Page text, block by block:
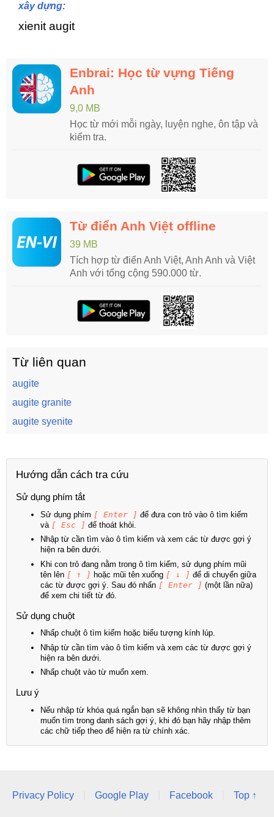
xây dựng:
xienit augit
Enbrai: Học từ vựng Tiếng
Anh
9,0 MB
Học từ mới mỗi ngày, luyện nghe, ôn tập và
kiểm tra.
Từ điển Anh Việt offline
39 MB
Tích hợp từ điển Anh Việt, Anh Anh và Việt
Anh với tổng cộng 590.000 từ.
Từ liên quan
augite
augite granite
augite syenite
Hướng dẫn cách tra cứu
Sử dụng phím tắt
Sử dụng phím [ Enter ] để đưa con trỏ vào ô tìm kiếm
và [ Esc ] để thoát khỏi.
Nhập từ cần tìm vào ô tìm kiếm và xem các từ được gợi ý
hiện ra bên dưới.
Khi con trỏ đang nằm trong ô tìm kiếm, sử dụng phím mũi
tên lên [ ↑ ] hoặc mũi tên xuống [ ↓ ] để di chuyển giữa
các từ được gợi ý. Sau đó nhấn [ Enter ] (một lần nữa)
để xem chi tiết từ đó.
Sử dụng chuột
Nhấp chuột ô tìm kiếm hoặc biểu tượng kính lúp.
Nhập từ cần tìm vào ô tìm kiếm và xem các từ được gợi ý
hiện ra bên dưới.
Nhấp chuột vào từ muốn xem.
Lưu ý
Nếu nhập từ khóa quá ngắn bạn sẽ không nhìn thấy từ bạn
muốn tìm trong danh sách gợi ý, khi đó bạn hãy nhập thêm
các chữ tiếp theo để hiện ra từ chính xác.
Privacy Policy Google Play Facebook Top ↑